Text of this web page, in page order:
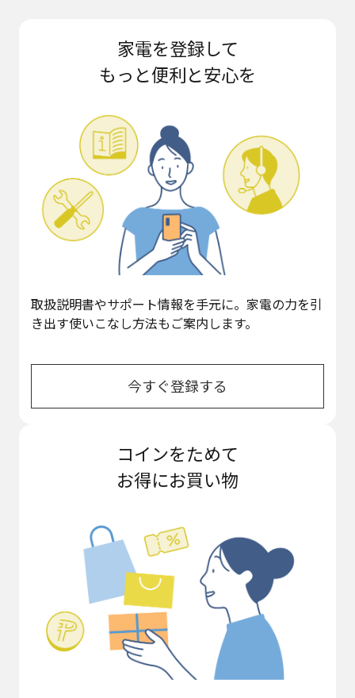
家電を登録して
もっと便利と安心を
取扱説明書やサポート情報を手元に。家電の力を引
き出す使いこなし方法もご案内します。
今すぐ登録する
コインをためて
お得にお買い物